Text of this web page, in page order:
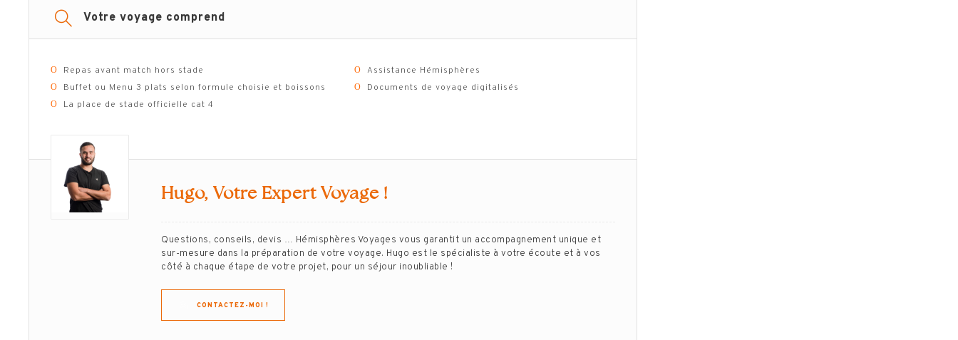
Votre voyage comprend
Ο Repas avant match hors stade
Ο Buffet ou Menu 3 plats selon formule choisie et boissons
Ο La place de stade officielle cat 4
Ο Assistance Hémisphères
Ο Documents de voyage digitalisés
Hugo, Votre Expert Voyage !
Questions, conseils, devis … Hémisphères Voyages vous garantit un accompagnement unique et
sur-mesure dans la préparation de votre voyage. Hugo est le spécialiste à votre écoute et à vos
côté à chaque étape de votre projet, pour un séjour inoubliable !
CONTACTEZ-MOI !